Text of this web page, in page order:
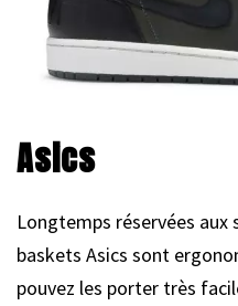
Asics
Longtemps réservées
baskets Asics sont
pouvez les porter très